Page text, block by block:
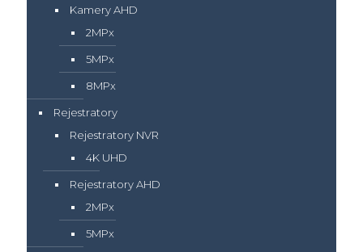
Kamery AHD
2MPx
5MPx
8MPx
Rejestratory
Rejestratory NVR
4K UHD
Rejestratory AHD
2MPx
5MPx